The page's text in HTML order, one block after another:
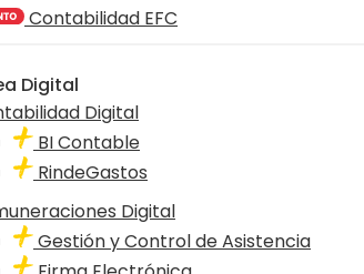
Contabilidad EFC
Digital
Digital
BI Contable
RindeGastos
Digital
Gestión y Control de Asistencia